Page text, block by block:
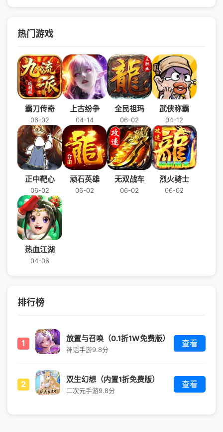
热门游戏
霸刀传奇
06-02
上古纷争
04-14
全民祖玛
06-02
武侠称霸
04-12
正中靶心
06-02
顽石英雄
06-02
无双战车
06-02
烈火骑士
06-02
热血江湖
04-06
排行榜
1 放置与召唤（0.1折1W免费版）
神话手游9.8分
查看
2 双生幻想（内置1折免费版）
二次元手游9.8分
查看